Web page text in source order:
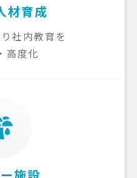
材育成
社内教育を
高度化